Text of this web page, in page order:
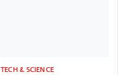
ΤECH & SCIENCE